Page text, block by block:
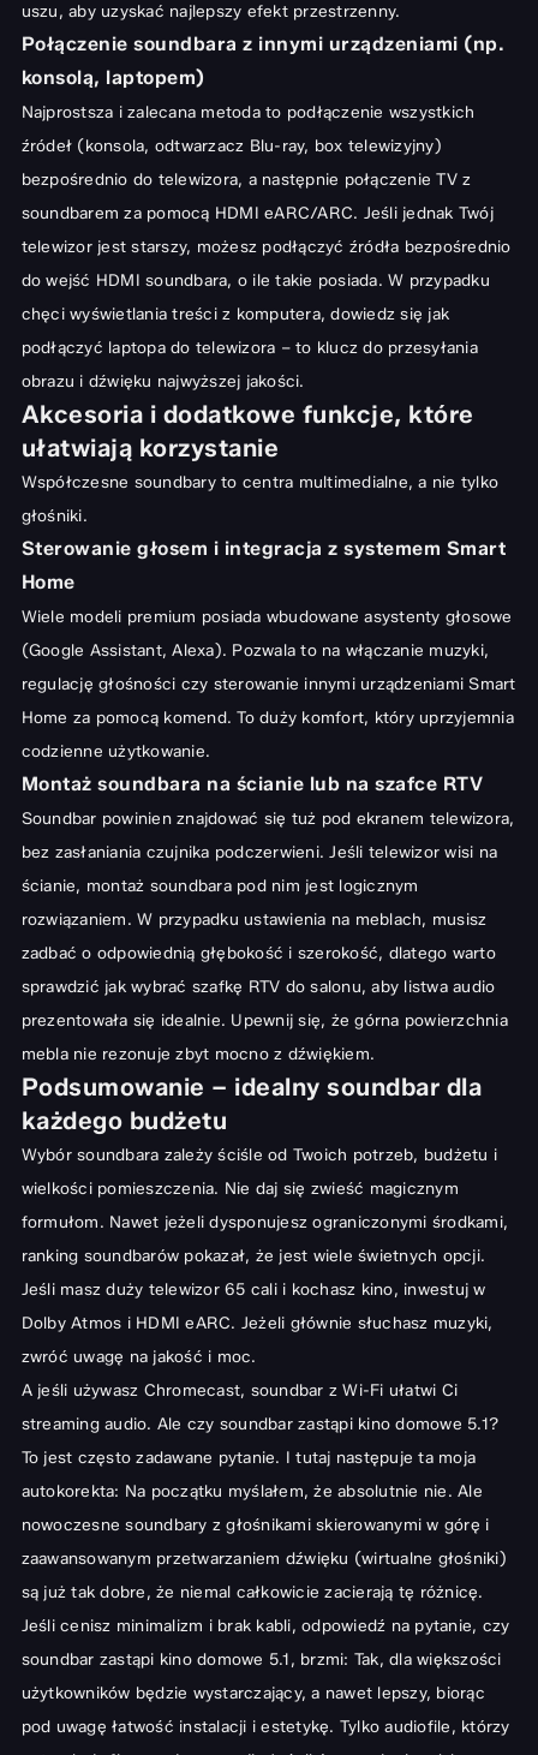
uszu, aby uzyskać najlepszy efekt przestrzenny.
Połączenie soundbara z innymi urządzeniami (np.
konsolą, laptopem)
Najprostsza i zalecana metoda to podłączenie wszystkich
źródeł (konsola, odtwarzacz Blu-ray, box telewizyjny)
bezpośrednio do telewizora, a następnie połączenie TV z
soundbarem za pomocą HDMI eARC/ARC. Jeśli jednak Twój
telewizor jest starszy, możesz podłączyć źródła bezpośrednio
do wejść HDMI soundbara, o ile takie posiada. W przypadku
chęci wyświetlania treści z komputera, dowiedz się jak
podłączyć laptopa do telewizora – to klucz do przesyłania
obrazu i dźwięku najwyższej jakości.
Akcesoria i dodatkowe funkcje, które
ułatwiają korzystanie
Współczesne soundbary to centra multimedialne, a nie tylko
głośniki.
Sterowanie głosem i integracja z systemem Smart
Home
Wiele modeli premium posiada wbudowane asystenty głosowe
(Google Assistant, Alexa). Pozwala to na włączanie muzyki,
regulację głośności czy sterowanie innymi urządzeniami Smart
Home za pomocą komend. To duży komfort, który uprzyjemnia
codzienne użytkowanie.
Montaż soundbara na ścianie lub na szafce RTV
Soundbar powinien znajdować się tuż pod ekranem telewizora,
bez zasłaniania czujnika podczerwieni. Jeśli telewizor wisi na
ścianie, montaż soundbara pod nim jest logicznym
rozwiązaniem. W przypadku ustawienia na meblach, musisz
zadbać o odpowiednią głębokość i szerokość, dlatego warto
sprawdzić jak wybrać szafkę RTV do salonu, aby listwa audio
prezentowała się idealnie. Upewnij się, że górna powierzchnia
mebla nie rezonuje zbyt mocno z dźwiękiem.
Podsumowanie – idealny soundbar dla
każdego budżetu
Wybór soundbara zależy ściśle od Twoich potrzeb, budżetu i
wielkości pomieszczenia. Nie daj się zwieść magicznym
formułom. Nawet jeżeli dysponujesz ograniczonymi środkami,
ranking soundbarów pokazał, że jest wiele świetnych opcji.
Jeśli masz duży telewizor 65 cali i kochasz kino, inwestuj w
Dolby Atmos i HDMI eARC. Jeżeli głównie słuchasz muzyki,
zwróć uwagę na jakość i moc.
A jeśli używasz Chromecast, soundbar z Wi-Fi ułatwi Ci
streaming audio. Ale czy soundbar zastąpi kino domowe 5.1?
To jest często zadawane pytanie. I tutaj następuje ta moja
autokorekta: Na początku myślałem, że absolutnie nie. Ale
nowoczesne soundbary z głośnikami skierowanymi w górę i
zaawansowanym przetwarzaniem dźwięku (wirtualne głośniki)
są już tak dobre, że niemal całkowicie zacierają tę różnicę.
Jeśli cenisz minimalizm i brak kabli, odpowiedź na pytanie, czy
soundbar zastąpi kino domowe 5.1, brzmi: Tak, dla większości
użytkowników będzie wystarczający, a nawet lepszy, biorąc
pod uwagę łatwość instalacji i estetykę. Tylko audiofile, którzy